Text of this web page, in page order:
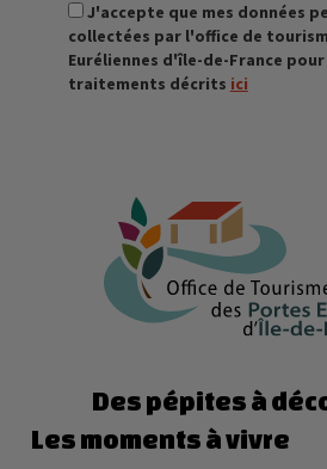
J'accepte que mes données
collectées par l'office de
Euréliennes d'île-de-France
traitements décrits ici
Des pépites à
Les moments à vivre